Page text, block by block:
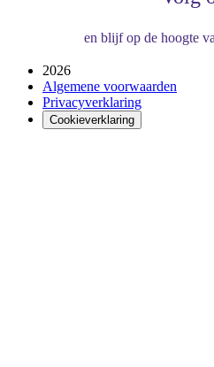
en blijf op de hoogte
2026
Algemene voorwaarden
Privacyverklaring
Cookieverklaring